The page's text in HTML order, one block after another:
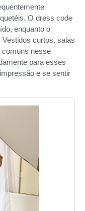
O dress code
enquanto o
curtos, saias
comuns nesse
para esses
e se sentir